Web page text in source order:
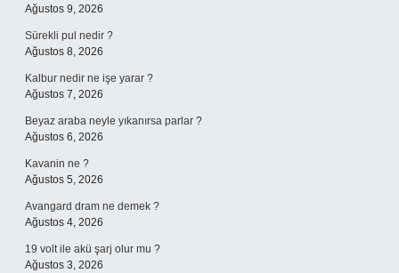
Ağustos 9, 2026
Sürekli pul nedir ?
Ağustos 8, 2026
Kalbur nedir ne işe yarar ?
Ağustos 7, 2026
Beyaz araba neyle yıkanırsa parlar ?
Ağustos 6, 2026
Kavanin ne ?
Ağustos 5, 2026
Avangard dram ne demek ?
Ağustos 4, 2026
19 volt ile akü şarj olur mu ?
Ağustos 3, 2026